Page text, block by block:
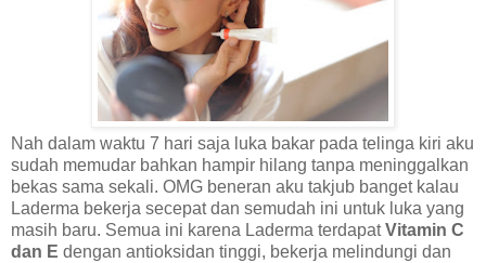
Nah dalam waktu 7 hari saja luka bakar pada telinga kiri aku
sudah memudar bahkan hampir hilang tanpa meninggalkan
bekas sama sekali. OMG beneran aku takjub banget kalau
Laderma bekerja secepat dan semudah ini untuk luka yang
masih baru. Semua ini karena Laderma terdapatVitamin C
dan E dengan antioksidan tinggi, bekerja melindungi dan